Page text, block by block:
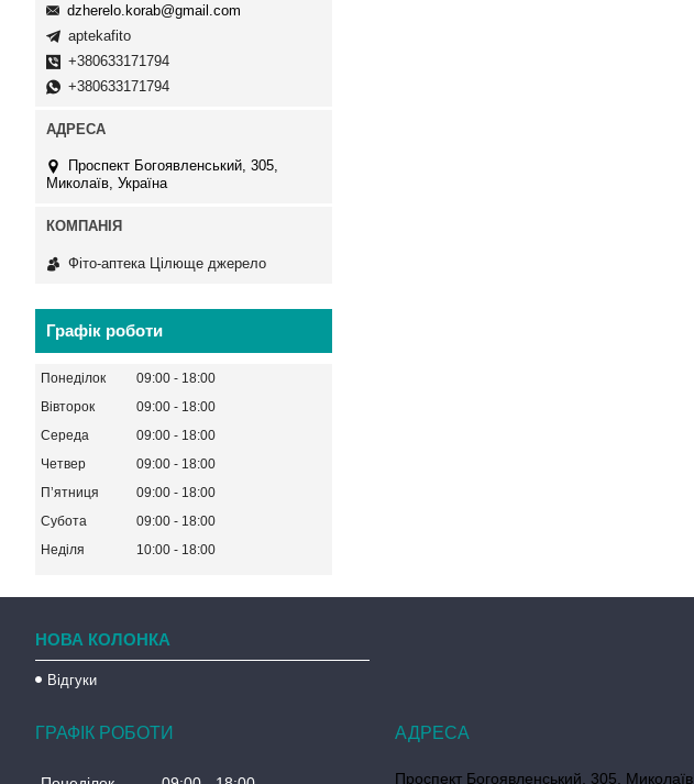
dzherelo.korab@gmail.com
aptekafito
+380633171794
+380633171794
Проспект Богоявленський, 305,
Миколаїв, Україна
Фіто-аптека Цілюще джерело
Графік роботи
Понеділок 09:00
18:00
Вівторок
09:00
18:00
Середа
09:00
18:00
Четвер
09:00
18:00
Пʼятниця
09:00
18:00
Субота
09:00
18:00
Неділя
10:00 18:00
НОВА КОЛОНКА
Відгуки
ГРАФІК РОБОТИ
Проспект Богоявленський, 305, Миколаїв,